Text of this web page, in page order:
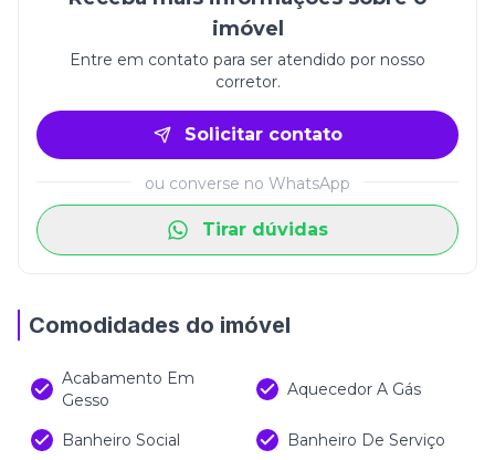
imóvel
Entre em contato para ser atendido por nosso
corretor.
Solicitar contato
ou converse no WhatsApp
Tirar dúvidas
Comodidades do imóvel
Acabamento Em
Gesso
Aquecedor A Gás
Banheiro Social
Banheiro De Serviço